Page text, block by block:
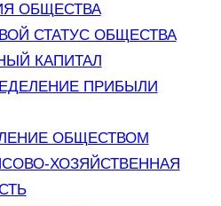
ОБЩЕСТВА
СТАТУС ОБЩЕСТВА
КАПИТАЛ
ПРИБЫЛИ
ОБЩЕСТВОМ
ХОЗЯЙСТВЕННАЯ